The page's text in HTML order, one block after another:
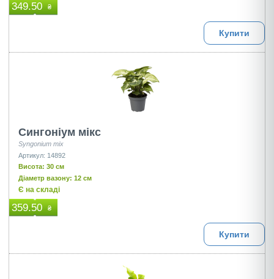
349.50 ₴
Купити
Сингоніум мікс
Syngonium mix
Артикул: 14892
Висота: 30 см
Діаметр вазону: 12 см
Є на складі
359.50 ₴
Купити